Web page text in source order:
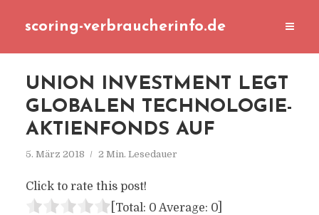
scoring-verbraucherinfo.de
UNION INVESTMENT LEGT
GLOBALEN TECHNOLOGIE-
AKTIENFONDS AUF
5. März 2018 2 Min. Lesedauer
Click to rate this post!
[Total: 0 Average: 0]